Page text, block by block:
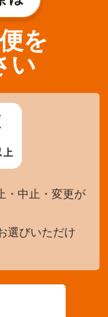
を
い
・中止・変更が
選びいただけ